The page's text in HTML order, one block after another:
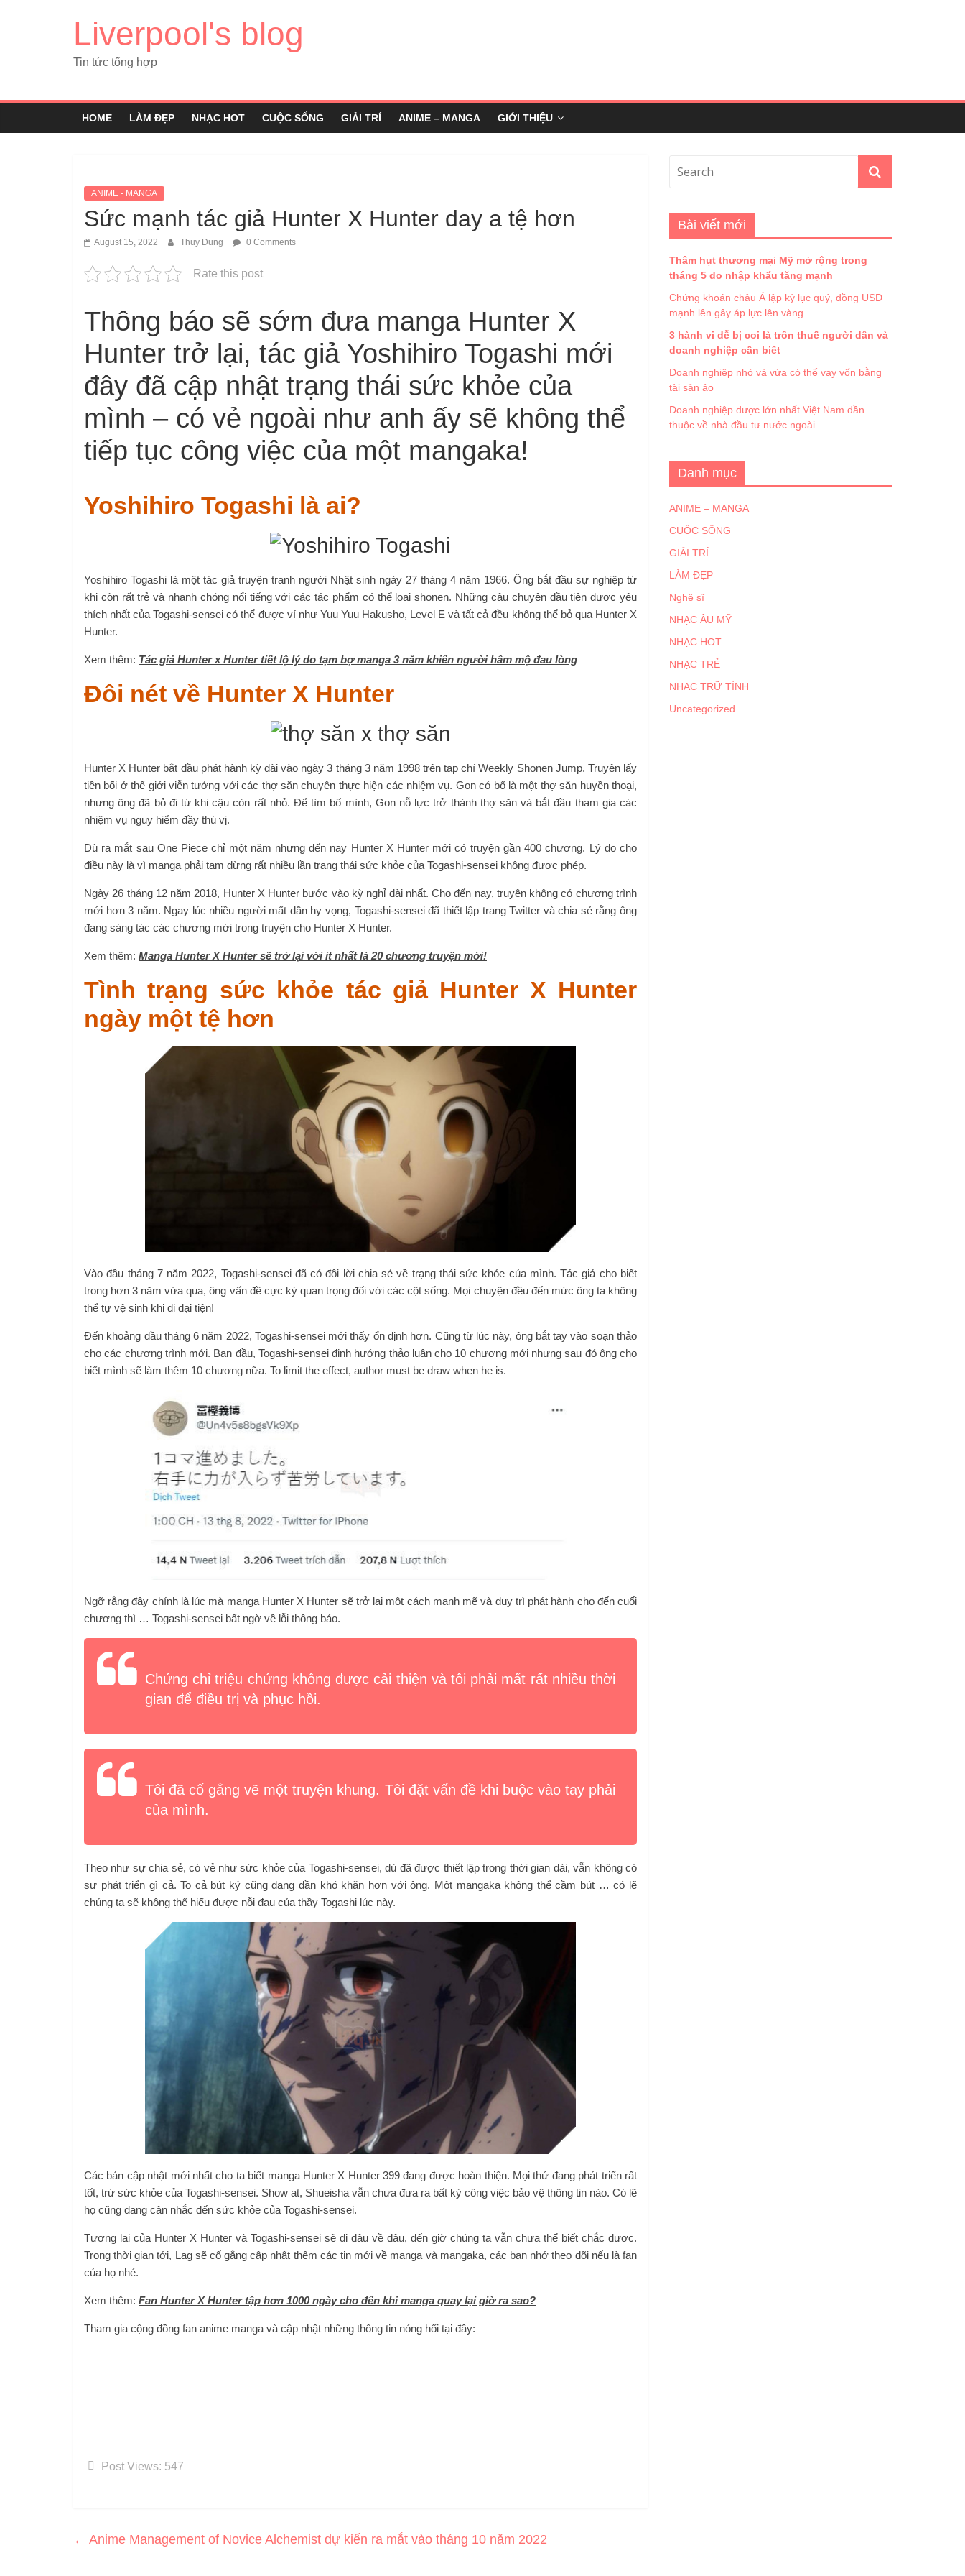
Liverpool's blog
Tin tức tổng hợp
HOME LÀM ĐẸP NHẠC HOT CUỘC SỐNG GIẢI TRÍ ANIME – MANGA GIỚI THIỆU
ANIME - MANGA
Sức mạnh tác giả Hunter X Hunter day a tệ hơn
August 15, 2022 Thuy Dung 0 Comments
Rate this post
Thông báo sẽ sớm đưa manga Hunter X
Hunter trở lại, tác giả Yoshihiro Togashi mới
đây đã cập nhật trạng thái sức khỏe của
mình – có vẻ ngoài như anh ấy sẽ không thể
tiếp tục công việc của một mangaka!
Yoshihiro Togashi là ai?
Yoshihiro Togashi là một tác giả truyện tranh người Nhật sinh ngày 27 tháng 4 năm 1966. Ông bắt đầu sự nghiệp từ
khi còn rất trẻ và nhanh chóng nổi tiếng với các tác phẩm có thể loại shonen. Những câu chuyện đầu tiên được yêu
thích nhất của Togashi-sensei có thể được ví như Yuu Yuu Hakusho, Level E và tất cả đều không thể bỏ qua Hunter X
Hunter.
Xem thêm: Tác giả Hunter x Hunter tiết lộ lý do tạm bợ manga 3 năm khiến người hâm mộ đau lòng
Đôi nét về Hunter X Hunter
Hunter X Hunter bắt đầu phát hành kỳ dài vào ngày 3 tháng 3 năm 1998 trên tạp chí Weekly Shonen Jump. Truyện lấy
tiền bối ở thế giới viễn tưởng với các thợ săn chuyên thực hiện các nhiệm vụ. Gon có bố là một thợ săn huyền thoại,
nhưng ông đã bỏ đi từ khi cậu còn rất nhỏ. Để tìm bố mình, Gon nỗ lực trở thành thợ săn và bắt đầu tham gia các
nhiệm vụ nguy hiểm đầy thú vị.
Dù ra mắt sau One Piece chỉ một năm nhưng đến nay Hunter X Hunter mới có truyện gần 400 chương. Lý do cho
điều này là vì manga phải tạm dừng rất nhiều lần trạng thái sức khỏe của Togashi-sensei không được phép.
Ngày 26 tháng 12 năm 2018, Hunter X Hunter bước vào kỳ nghỉ dài nhất. Cho đến nay, truyện không có chương trình
mới hơn 3 năm. Ngay lúc nhiều người mất dần hy vọng, Togashi-sensei đã thiết lập trang Twitter và chia sẻ rằng ông
đang sáng tác các chương mới trong truyện cho Hunter X Hunter.
Xem thêm: Manga Hunter X Hunter sẽ trở lại với ít nhất là 20 chương truyện mới!
Tình trạng sức khỏe tác giả Hunter X Hunter
ngày một tệ hơn
Vào đầu tháng 7 năm 2022, Togashi-sensei đã có đôi lời chia sẻ về trạng thái sức khỏe của mình. Tác giả cho biết
trong hơn 3 năm vừa qua, ông vấn đề cực kỳ quan trọng đối với các cột sống. Mọi chuyện đều đến mức ông ta không
thể tự vệ sinh khi đi đại tiện!
Đến khoảng đầu tháng 6 năm 2022, Togashi-sensei mới thấy ổn định hơn. Cũng từ lúc này, ông bắt tay vào soạn thảo
cho các chương trình mới. Ban đầu, Togashi-sensei định hướng thảo luận cho 10 chương mới nhưng sau đó ông cho
biết mình sẽ làm thêm 10 chương nữa. To limit the effect, author must be draw when he is.
Ngỡ rằng đây chính là lúc mà manga Hunter X Hunter sẽ trở lại một cách mạnh mẽ và duy trì phát hành cho đến cuối
chương thì … Togashi-sensei bất ngờ về lỗi thông báo.
Chứng chỉ triệu chứng không được cải thiện và tôi phải mất rất nhiều thời
gian để điều trị và phục hồi.
Tôi đã cố gắng vẽ một truyện khung. Tôi đặt vấn đề khi buộc vào tay phải
của mình.
Theo như sự chia sẻ, có vẻ như sức khỏe của Togashi-sensei, dù đã được thiết lập trong thời gian dài, vẫn không có
sự phát triển gì cả. To cả bút ký cũng đang dần khó khăn hơn với ông. Một mangaka không thể cầm bút … có lẽ
chúng ta sẽ không thể hiểu được nỗi đau của thầy Togashi lúc này.
Các bản cập nhật mới nhất cho ta biết manga Hunter X Hunter 399 đang được hoàn thiện. Mọi thứ đang phát triển rất
tốt, trừ sức khỏe của Togashi-sensei. Show at, Shueisha vẫn chưa đưa ra bất kỳ công việc bảo vệ thông tin nào. Có lẽ
họ cũng đang cân nhắc đến sức khỏe của Togashi-sensei.
Tương lai của Hunter X Hunter và Togashi-sensei sẽ đi đâu về đâu, đến giờ chúng ta vẫn chưa thể biết chắc được.
Trong thời gian tới, Lag sẽ cố gắng cập nhật thêm các tin mới về manga và mangaka, các bạn nhớ theo dõi nếu là fan
của họ nhé.
Xem thêm: Fan Hunter X Hunter tập hơn 1000 ngày cho đến khi manga quay lại giờ ra sao?
Tham gia cộng đồng fan anime manga và cập nhật những thông tin nóng hổi tại đây:
Post Views: 547
← Anime Management of Novice Alchemist dự kiến ​​ra mắt vào tháng 10 năm 2022
Bài viết mới
Thâm hụt thương mại Mỹ mở rộng trong
tháng 5 do nhập khẩu tăng mạnh
Chứng khoán châu Á lập kỷ lục quý, đồng USD
mạnh lên gây áp lực lên vàng
3 hành vi dễ bị coi là trốn thuế người dân và
doanh nghiệp cần biết
Doanh nghiệp nhỏ và vừa có thể vay vốn bằng
tài sản ảo
Doanh nghiệp dược lớn nhất Việt Nam dần
thuộc về nhà đầu tư nước ngoài
Danh mục
ANIME – MANGA
CUỘC SỐNG
GIẢI TRÍ
LÀM ĐẸP
Nghệ sĩ
NHẠC ÂU MỸ
NHẠC HOT
NHẠC TRẺ
NHẠC TRỮ TÌNH
Uncategorized